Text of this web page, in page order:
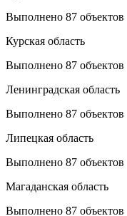
Выполнено 87 объектов
Курская область
Выполнено 87 объектов
Ленинградская область
Выполнено 87 объектов
Липецкая область
Выполнено 87 объектов
Магаданская область
Выполнено 87 объектов